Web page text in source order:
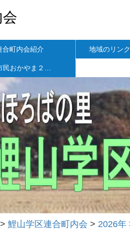
合町内会紹介 地域のリン
> 鯉山学区連合町内会 > 2026年